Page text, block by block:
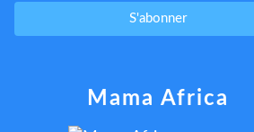
Mama Africa